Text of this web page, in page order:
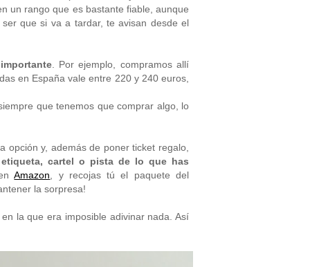
un rango que es bastante fiable, aunque
que si va a tardar, te avisan desde el
. Por ejemplo, compramos allí
en España vale entre 220 y 240 euros,
que tenemos que comprar algo, lo
opción y, además de poner ticket regalo,
cartel o pista de lo que has
Amazon, y recojas tú el paquete del
la sorpresa!
la que era imposible adivinar nada. Así